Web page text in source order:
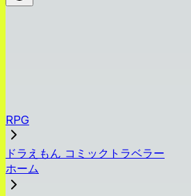
RPG
ドラえもん コミックトラベラー
ホーム